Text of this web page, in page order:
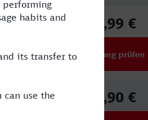
31,99 €
Verbindung prüfen
47,90 €